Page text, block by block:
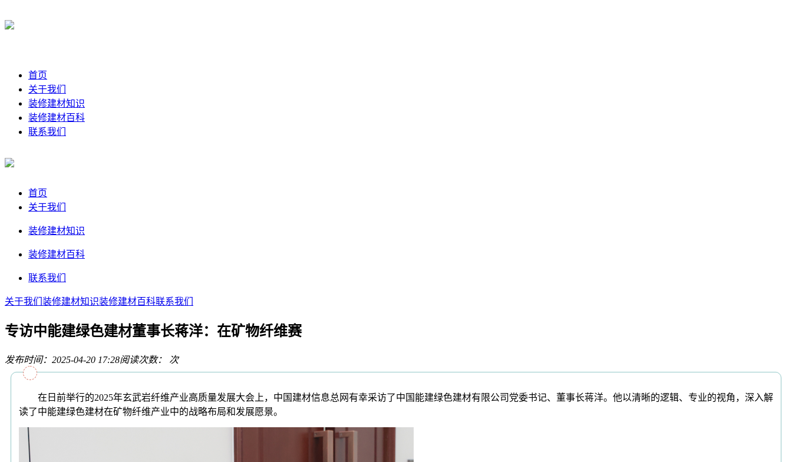
首页
关于我们
装修建材知识
装修建材百科
联系我们
首页
关于我们
装修建材知识
装修建材百科
联系我们
关于我们 装修建材知识装修建材百科联系我们
专访中能建绿色建材董事长蒋洋：在矿物纤维赛
发布时间：2025-04-20 17:28阅读次数： 次
在日前举行的2025年玄武岩纤维产业高质量发展大会上，中国建材信息总网有幸采访了中国能建绿色建材有限公司党委书记、董事长蒋洋。他以清晰的逻辑、专业的视角，深入解
读了中能建绿色建材在矿物纤维产业中的战略布局和发展愿景。